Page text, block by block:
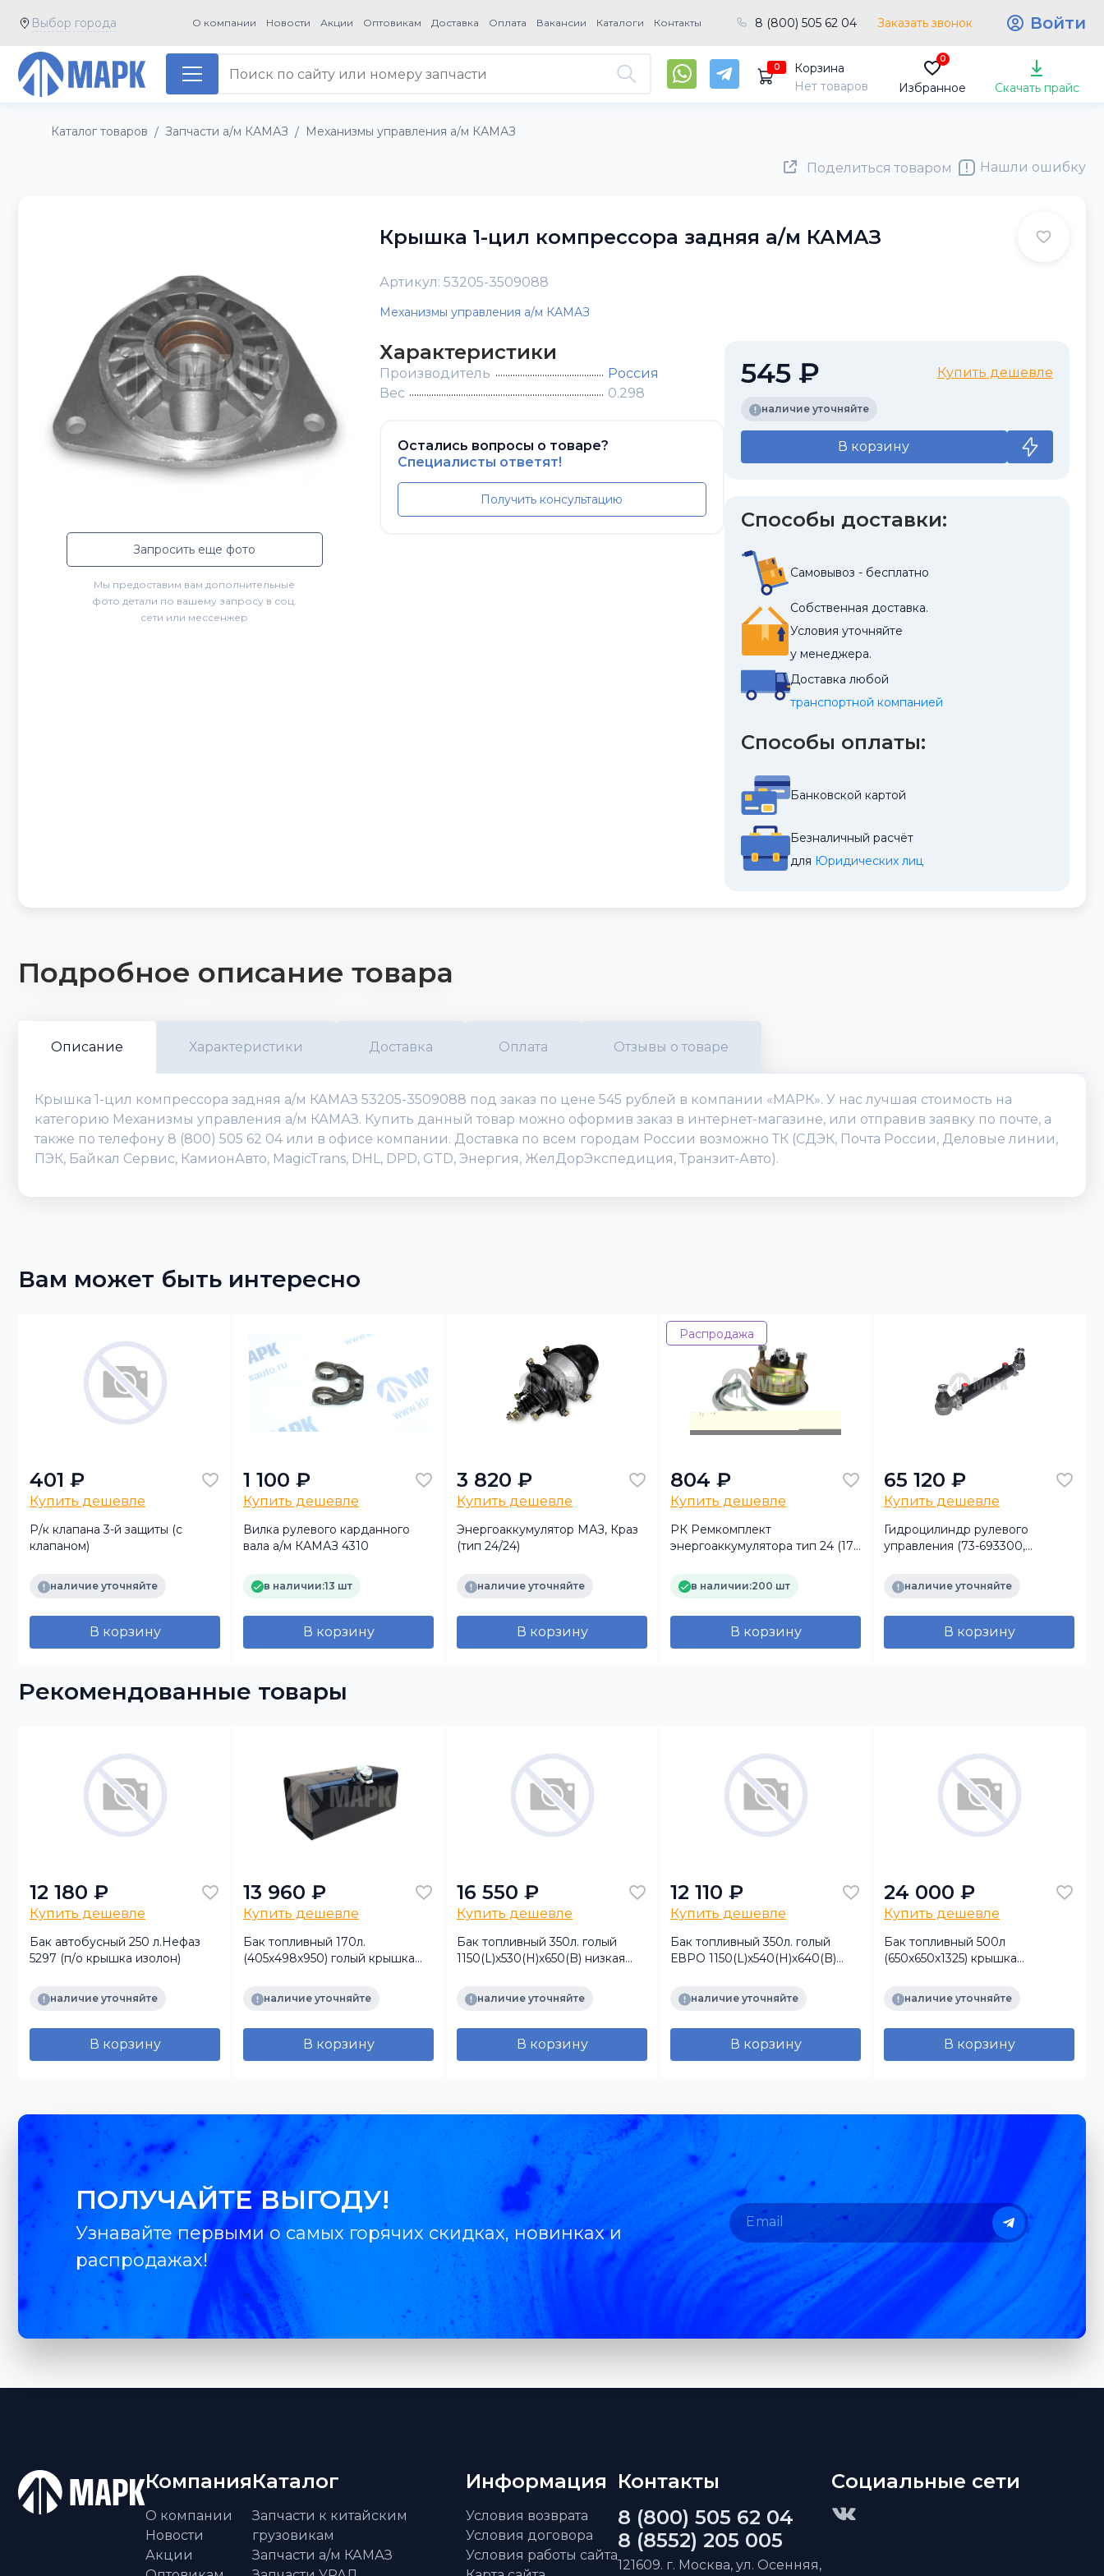
Выбор города О компании Новости Акции Оптовикам Доставка Оплата Вакансии Каталоги Контакты 8 (800) 505 62 04 Заказать звонок Войти
0
Корзина
Нет товаров
0
Избранное Скачать прайс
Каталог товаров / Запчасти а/м КАМАЗ / Механизмы управления а/м КАМАЗ
Поделиться товаром Нашли ошибку
Запросить еще фото
Мы предоставим вам дополнительные
фото детали по вашему запросу в соц.
сети или мессенжер
Крышка 1-цил компрессора задняя а/м КАМАЗ
Артикул: 53205-3509088
Механизмы управления а/м КАМАЗ
Характеристики
Производитель
Россия
Вес
0.298
Остались вопросы о товаре?
Специалисты ответят!
Получить консультацию
545 ₽ Купить дешевле
наличие уточняйте
В корзину
Способы доставки:
Самовывоз - бесплатно
Собственная доставка.
Условия уточняйте
у менеджера.
Доставка любой
транспортной компанией
Способы оплаты:
Банковской картой
Безналичный расчёт
для Юридических лиц
Подробное описание товара
Описание Характеристики Доставка Оплата Отзывы о товаре
Крышка 1-цил компрессора задняя а/м КАМАЗ 53205-3509088 под заказ по цене 545 рублей в компании «МАРК». У нас лучшая стоимость на
категорию Механизмы управления а/м КАМАЗ. Купить данный товар можно оформив заказ в интернет-магазине, или отправив заявку по почте, а
также по телефону 8 (800) 505 62 04 или в офисе компании. Доставка по всем городам России возможно ТК (СДЭК, Почта России, Деловые линии,
ПЭК, Байкал Сервис, КамионАвто, MagicTrans, DHL, DPD, GTD, Энергия, ЖелДорЭкспедиция, Транзит-Авто).
Вам может быть интересно
401 ₽
Купить дешевле
Р/к клапана 3-й защиты (с
клапаном)
наличие уточняйте
В корзину
1 100 ₽
Купить дешевле
Вилка рулевого карданного
вала а/м КАМАЗ 4310
в наличии:13 шт
В корзину
3 820 ₽
Купить дешевле
Энергоаккумулятор МАЗ, Краз
(тип 24/24)
наличие уточняйте
В корзину
Распродажа
804 ₽
Купить дешевле
РК Ремкомплект
энергоаккумулятора тип 24 (17
в наличии:200 шт
В корзину
65 120 ₽
Купить дешевле
Гидроцилиндр рулевого
управления (73-693300,
наличие уточняйте
В корзину
Рекомендованные товары
12 180 ₽
Купить дешевле
Бак автобусный 250 л.Нефаз
5297 (п/о крышка изолон)
наличие уточняйте
В корзину
13 960 ₽
Купить дешевле
Бак топливный 170л.
(405х498х950) голый крышка
наличие уточняйте
В корзину
16 550 ₽
Купить дешевле
Бак топливный 350л. голый
1150(L)х530(H)х650(B) низкая
(КМЗ)наличие уточняйте
В корзину
12 110 ₽
Купить дешевле
Бак топливный 350л. голый
ЕВРО 1150(L)х540(H)х640(B)
крышка (КМЗ)
наличие уточняйте
В корзину
24 000 ₽
Купить дешевле
Бак топливный 500л
(650х650х1325) крышка
комплектующими + РТИ
БАКОР
наличие уточняйте
В корзину
ПОЛУЧАЙТЕ ВЫГОДУ!
Узнавайте первыми о самых горячих скидках, новинках и
распродажах!
Компания
О компании
Новости
Акции
Каталог
Запчасти к китайским
грузовикам
Запчасти а/м КАМАЗ
Информация
Условия возврата
Условия договора
Условия работы сайта
Контакты
8 (800) 505 62 04
8 (8552) 205 005
121609. г. Москва, ул. Осенняя,
Социальные сети